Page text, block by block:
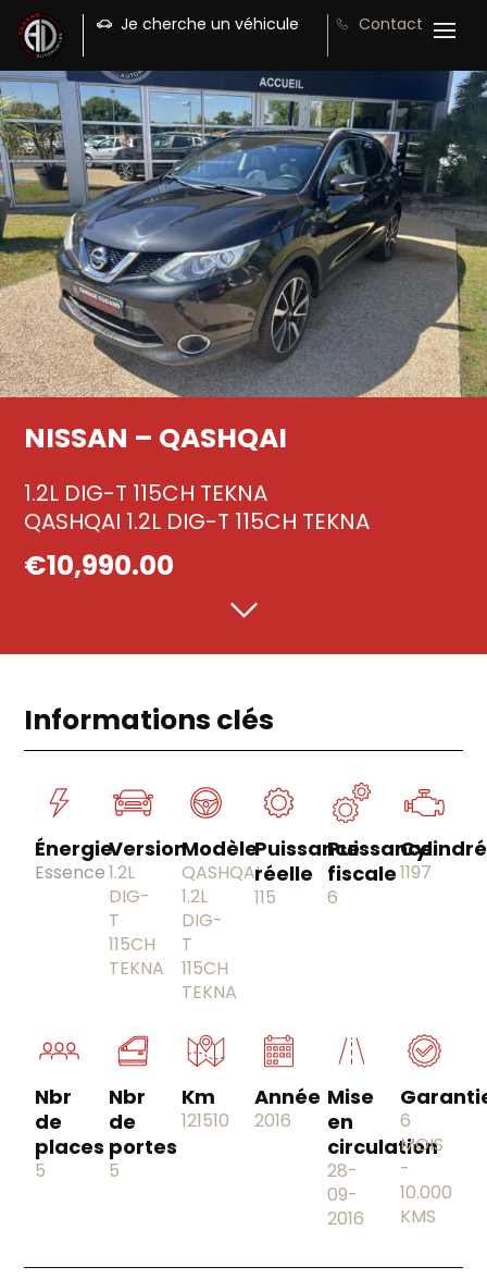
Contact
Je cherche un véhicule
NISSAN – QASHQAI
1.2L DIG-T 115CH TEKNA
QASHQAI 1.2L DIG-T 115CH TEKNA
€10,990.00
Informations clés
Énergie
Essence
Version
1.2L
DIG-
T
115CH
TEKNA
Modèle
QASHQAI
1.2L
DIG-
T
115CH
TEKNA
Puissance
réelle
115
Puissance
fiscale
6
1197
Nbr
de
places
5
Nbr
de
portes
5
Km
121510
Année
2016
Mise
en
circulation
28-
09-
2016
6
MOIS
-
10.000
KMS